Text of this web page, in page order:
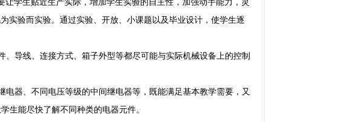
实验而实验。通过实验、开放、小课题以及毕业设计，使学生逐
导线、连接方式、箱子外型等都尽可能与实际机械设备上的控制
器、不同电压等级的中间继电器等，既能满足基本教学需要，又
生能尽快了解不同种类的电器元件。